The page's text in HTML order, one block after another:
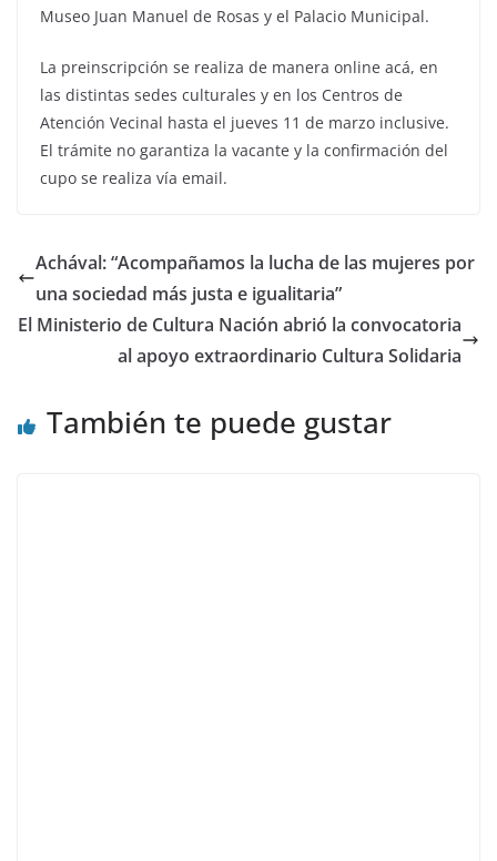
Museo Juan Manuel de Rosas y el Palacio Municipal.
La preinscripción se realiza de manera online acá, en
las distintas sedes culturales y en los Centros de
Atención Vecinal hasta el jueves 11 de marzo inclusive.
El trámite no garantiza la vacante y la confirmación del
cupo se realiza vía email.
Achával: “Acompañamos la lucha de las mujeres por
una sociedad más justa e igualitaria”
El Ministerio de Cultura Nación abrió la convocatoria
al apoyo extraordinario Cultura Solidaria
También te puede gustar